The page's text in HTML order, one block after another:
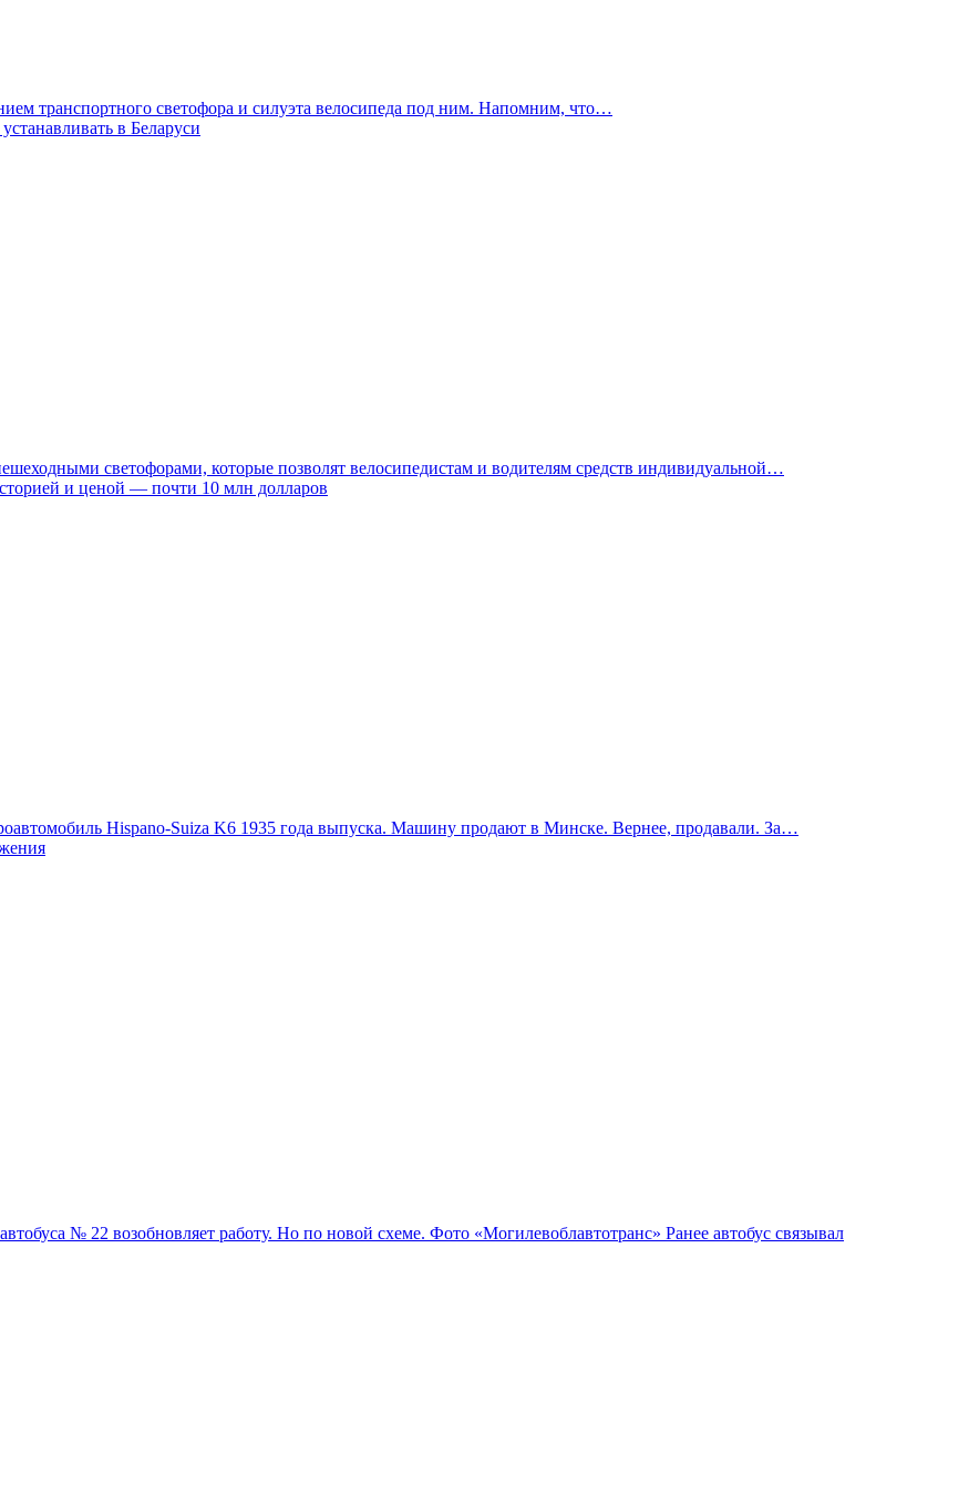
транспортного светофора и силуэта велосипеда под ним. Напомним, что…
в Беларуси
светофорами, которые позволят велосипедистам и водителям средств индивидуальной…
и ценой — почти 10 млн долларов
Hispano-Suiza K6 1935 года выпуска. Машину продают в Минске. Вернее, продавали. За…
№ 22 возобновляет работу. Но по новой схеме. Фото «Могилевоблавтотранс» Ранее автобус связывал